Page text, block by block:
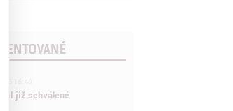
16:40
již schválené